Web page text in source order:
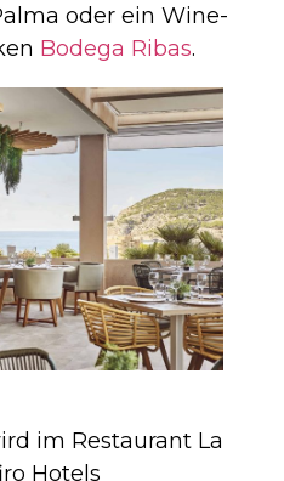
oder ein Wine-
Bodega Ribas.
im Restaurant La
Hotels